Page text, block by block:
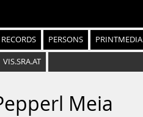
RECORDS PERSONS PRINTMEDIA
VIS.SRA.AT
Meia